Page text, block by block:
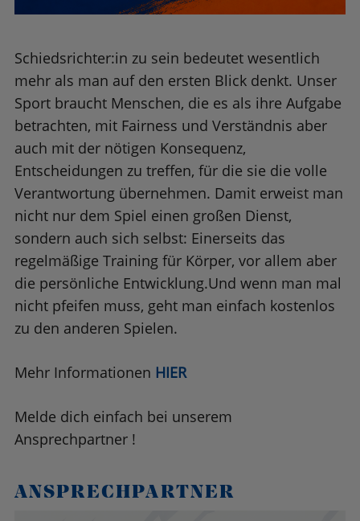
Schiedsrichter:in zu sein bedeutet wesentlich
mehr als man auf den ersten Blick denkt. Unser
Sport braucht Menschen, die es als ihre Aufgabe
betrachten, mit Fairness und Verständnis aber
auch mit der nötigen Konsequenz,
Entscheidungen zu treffen, für die sie die volle
Verantwortung übernehmen. Damit erweist man
nicht nur dem Spiel einen großen Dienst,
sondern auch sich selbst: Einerseits das
regelmäßige Training für Körper, vor allem aber
die persönliche Entwicklung.Und wenn man mal
nicht pfeifen muss, geht man einfach kostenlos
zu den anderen Spielen.
Mehr Informationen HIER
Melde dich einfach bei unserem
Ansprechpartner !
ANSPRECHPARTNER